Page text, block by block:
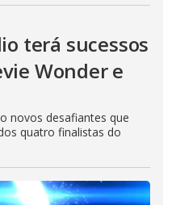
terá sucessos
Wonder e
novos desafiantes que
quatro finalistas do